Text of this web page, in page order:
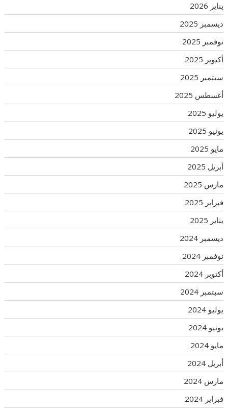
يناير 2026
ديسمبر 2025
نوفمبر 2025
أكتوبر 2025
سبتمبر 2025
أغسطس 2025
يوليو 2025
يونيو 2025
مايو 2025
أبريل 2025
مارس 2025
فبراير 2025
يناير 2025
ديسمبر 2024
نوفمبر 2024
أكتوبر 2024
سبتمبر 2024
يوليو 2024
يونيو 2024
مايو 2024
أبريل 2024
مارس 2024
فبراير 2024